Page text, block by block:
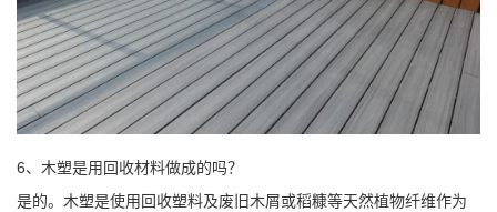
6、木塑是用回收材料做成的吗？
是的。木塑是使用回收塑料及废旧木屑或稻糠等天然植物纤维作为